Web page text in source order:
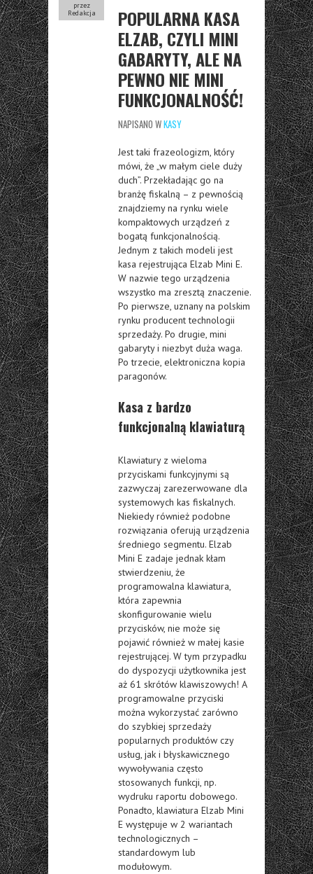
przez
Redakcja
POPULARNA KASA
ELZAB, CZYLI MINI
GABARYTY, ALE NA
PEWNO NIE MINI
FUNKCJONALNOŚĆ!
NAPISANO WKASY
Jest taki frazeologizm, który
mówi, że „w małym ciele duży
duch”. Przekładając go na
branżę fiskalną – z pewnością
znajdziemy na rynku wiele
kompaktowych urządzeń z
bogatą funkcjonalnością.
Jednym z takich modeli jest
kasa rejestrująca Elzab Mini E.
W nazwie tego urządzenia
wszystko ma zresztą znaczenie.
Po pierwsze, uznany na polskim
rynku producent technologii
sprzedaży. Po drugie, mini
gabaryty i niezbyt duża waga.
Po trzecie, elektroniczna kopia
paragonów.
Kasa z bardzo
funkcjonalną klawiaturą
Klawiatury z wieloma
przyciskami funkcyjnymi są
zazwyczaj zarezerwowane dla
systemowych kas fiskalnych.
Niekiedy również podobne
rozwiązania oferują urządzenia
średniego segmentu. Elzab
Mini E zadaje jednak kłam
stwierdzeniu, że
programowalna klawiatura,
która zapewnia
skonfigurowanie wielu
przycisków, nie może się
pojawić również w małej kasie
rejestrującej. W tym przypadku
do dyspozycji użytkownika jest
aż 61 skrótów klawiszowych! A
programowalne przyciski
można wykorzystać zarówno
do szybkiej sprzedaży
popularnych produktów czy
usług, jak i błyskawicznego
wywoływania często
stosowanych funkcji, np.
wydruku raportu dobowego.
Ponadto, klawiatura Elzab Mini
E występuje w 2 wariantach
technologicznych –
standardowym lub
modułowym.